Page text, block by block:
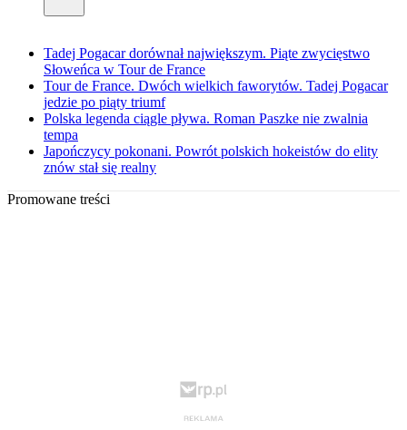
Tadej Pogacar dorównał największym. Piąte zwycięstwo
Słoweńca w Tour de France
Tour de France. Dwóch wielkich faworytów. Tadej Pogacar
jedzie po piąty triumf
Polska legenda ciągle pływa. Roman Paszke nie zwalnia
tempa
Japończycy pokonani. Powrót polskich hokeistów do elity
znów stał się realny
Promowane treści